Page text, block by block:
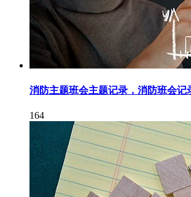
消防主题班会主题记录，消防班会记
164